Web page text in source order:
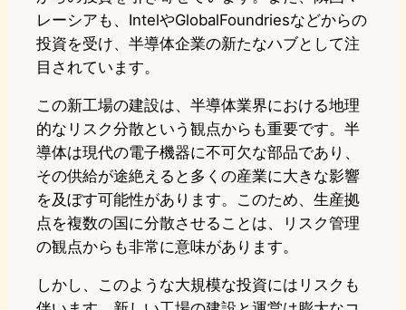
レーシアも、IntelやGlobalFoundriesなどからの
投資を受け、半導体企業の新たなハブとして注
目されています。
この新工場の建設は、半導体業界における地理
的なリスク分散という観点からも重要です。半
導体は現代の電子機器に不可欠な部品であり、
その供給が途絶えると多くの産業に大きな影響
を及ぼす可能性があります。このため、生産拠
点を複数の国に分散させることは、リスク管理
の観点からも非常に意味があります。
しかし、このような大規模な投資にはリスクも